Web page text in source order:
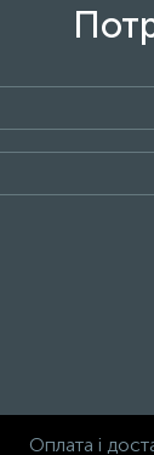
Оплата і